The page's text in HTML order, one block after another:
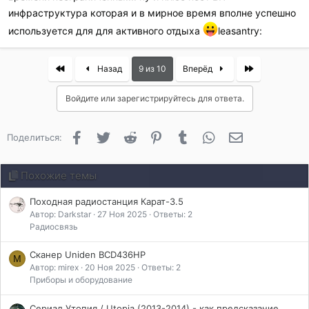
инфраструктура которая и в мирное время вполне успешно
используется для для активного отдыха
leasantry:
Назад 9 из 10 Вперёд Last
Войдите или зарегистрируйтесь для ответа.
Поделиться: FacebookTwitter Reddit PinterestTumblr WhatsApp
Похожие темы
Походная радиостанция Карат-3.5
Автор: Darkstar 27 Ноя 2025 Ответы: 2
Радиосвязь
M Сканер Uniden BCD436HP
Автор: mirex 20 Ноя 2025 Ответы: 2
Приборы и оборудование